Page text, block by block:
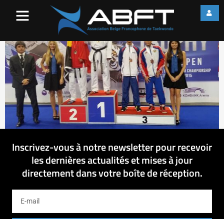
Inscrivez-vous à notre newsletter pour recevoir
les dernières actualités et mises à jour
directement dans votre boîte de réception.